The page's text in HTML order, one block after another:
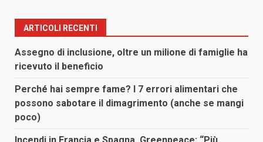
ARTICOLI RECENTI
Assegno di inclusione, oltre un milione di famiglie ha
ricevuto il beneficio
Perché hai sempre fame? I 7 errori alimentari che
possono sabotare il dimagrimento (anche se mangi
poco)